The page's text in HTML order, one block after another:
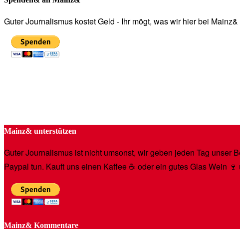
Guter Journalismus kostet Geld - Ihr mögt, was wir hier bei
Mainz& unterstützen
Guter Journalismus ist nicht umsonst, wir geben jeden Tag unser
Paypal tun. Kauft uns einen Kaffee ☕️ oder ein gutes Glas Wein
Mainz& Kommentare